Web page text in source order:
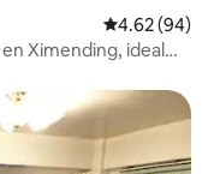
Calificación
4.62 (94)
Ximending, ideal